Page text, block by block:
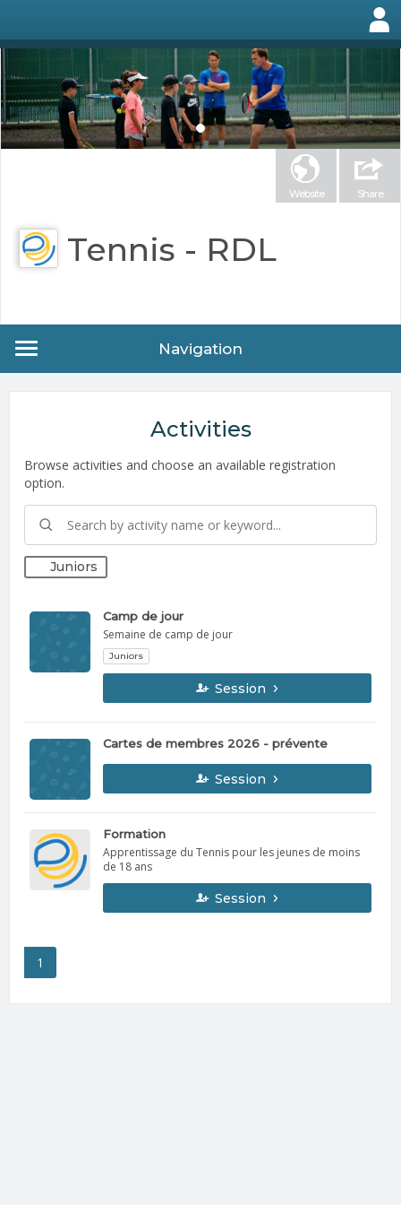
Website Share
Tennis - RDL
Navigation
Activities
Browse activities and choose an available registration
option.
Juniors
Camp de jour
Semaine de camp de jour
Juniors
Session
Cartes de membres 2026 - prévente
Session
Formation
Apprentissage du Tennis pour les jeunes de moins
de 18 ans
Session
1